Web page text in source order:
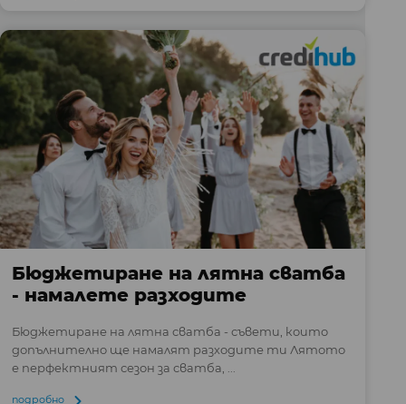
Бюджетиране на лятна сватба
- намалете разходите
Бюджетиране на лятна сватба - съвети, които
допълнително ще намалят разходите ти Лятото
е перфектният сезон за сватба, ...
подробно